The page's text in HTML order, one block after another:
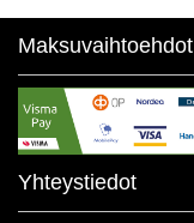
Maksuvaihtoehdot
Yhteystiedot